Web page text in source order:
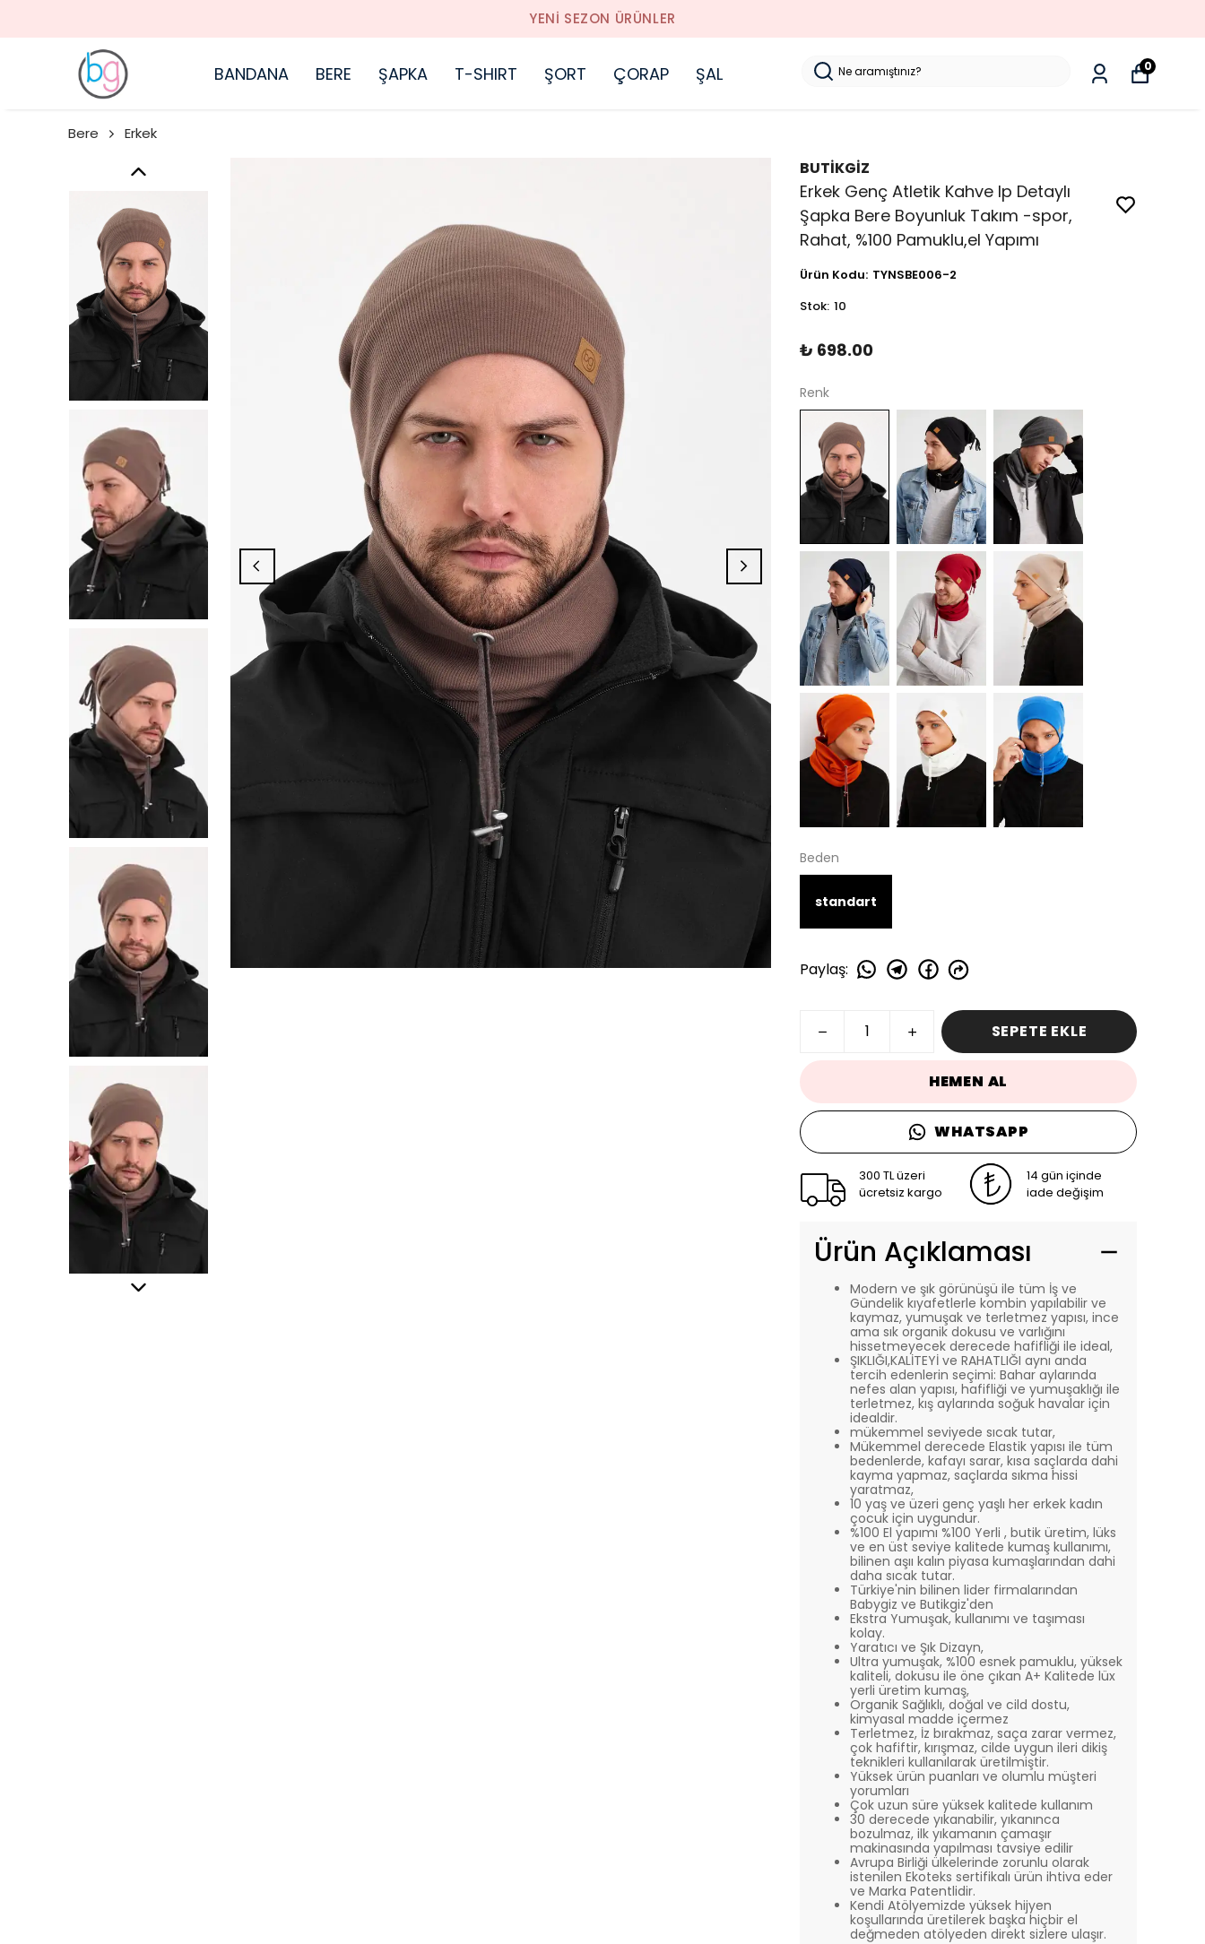
YENI SEZON ÜRÜNLER
BANDANA BERE ŞAPKA T-SHIRT ŞORT ÇORAP ŞAL 0
Bere Erkek
BUTİKGİZ
Erkek Genç Atletik Kahve Ip Detaylı
Şapka Bere Boyunluk Takım -spor,
Rahat, %100 Pamuklu,el Yapımı
Ürün Kodu: TYNSBE006-2
Stok: 10
₺ 698.00
Renk
Beden
standart
Paylaş:
SEPETE EKLE
HEMEN AL
WHATSAPP
300 TL üzeri
ücretsiz kargo
14 gün içinde
iade değişim
Ürün Açıklaması
Modern ve şık görünüşü ile tüm İş ve
Gündelik kıyafetlerle kombin yapılabilir ve
kaymaz, yumuşak ve terletmez yapısı, ince
ama sık organik dokusu ve varlığını
hissetmeyecek derecede hafifliği ile ideal,
ŞIKLIĞI,KALİTEYİ ve RAHATLIĞI aynı anda
tercih edenlerin seçimi: Bahar aylarında
nefes alan yapısı, hafifliği ve yumuşaklığı ile
terletmez, kış aylarında soğuk havalar için
idealdir.
mükemmel seviyede sıcak tutar,
Mükemmel derecede Elastik yapısı ile tüm
bedenlerde, kafayı sarar, kısa saçlarda dahi
kayma yapmaz, saçlarda sıkma hissi
yaratmaz,
10 yaş ve üzeri genç yaşlı her erkek kadın
çocuk için uygundur.
%100 El yapımı %100 Yerli , butik üretim, lüks
ve en üst seviye kalitede kumaş kullanımı,
bilinen aşıı kalın piyasa kumaşlarından dahi
daha sıcak tutar.
Türkiye'nin bilinen lider firmalarından
Babygiz ve Butikgiz'den
Ekstra Yumuşak, kullanımı ve taşıması
kolay.
Yaratıcı ve Şık Dizayn,
Ultra yumuşak, %100 esnek pamuklu, yüksek
kaliteli, dokusu ile öne çıkan A+ Kalitede lüx
yerli üretim kumaş,
Organik Sağlıklı, doğal ve cild dostu,
kimyasal madde içermez
Terletmez, İz bırakmaz, saça zarar vermez,
çok hafiftir, kırışmaz, cilde uygun ileri dikiş
teknikleri kullanılarak üretilmiştir.
Yüksek ürün puanları ve olumlu müşteri
yorumları
Çok uzun süre yüksek kalitede kullanım
30 derecede yıkanabilir, yıkanınca
bozulmaz, ilk yıkamanın çamaşır
makinasında yapılması tavsiye edilir
Avrupa Birliği ülkelerinde zorunlu olarak
istenilen Ekoteks sertifikalı ürün ihtiva eder
ve Marka Patentlidir.
Kendi Atölyemizde yüksek hijyen
koşullarında üretilerek başka hiçbir el
değmeden atölyeden direkt sizlere ulaşır.